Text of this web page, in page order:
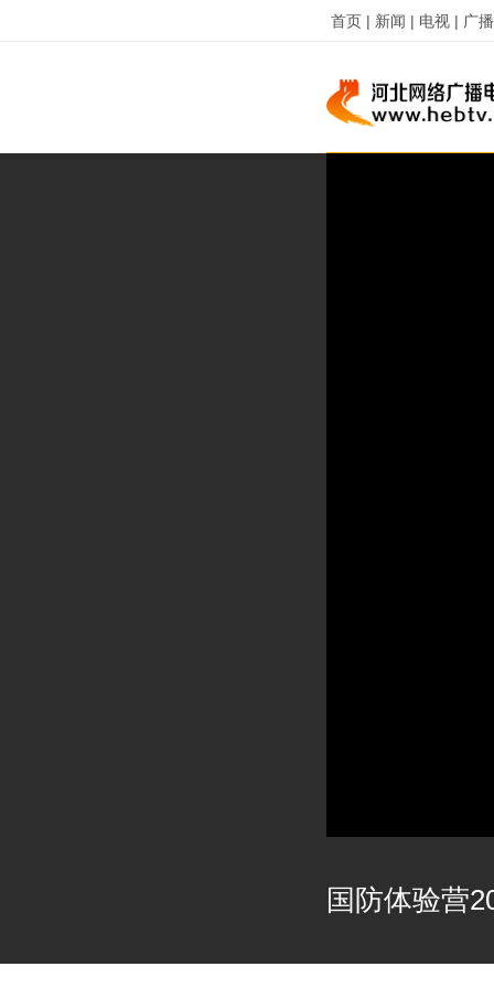
首页 | 新闻 | 电视 | 广
国防体验营